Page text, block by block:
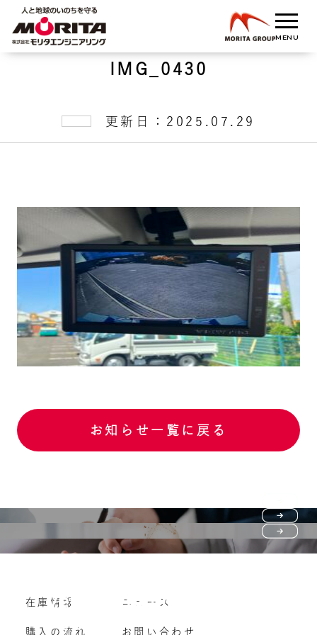
IMG_0430
更新日：2025.07.29
お知らせ一覧に戻る
購入の流れ
よくいただくご質問
Vehicle purchase
車両買い取り
在庫情報
購入の流れ
ニュース
お問い合わせ